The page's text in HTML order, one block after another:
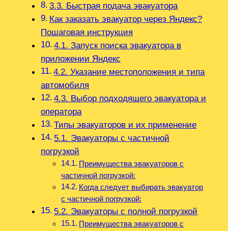
3.3. Быстрая подача эвакуатора
Как заказать эвакуатор через Яндекс?
Пошаговая инструкция
4.1. Запуск поиска эвакуатора в
приложении Яндекс
4.2. Указание местоположения и типа
автомобиля
4.3. Выбор подходящего эвакуатора и
оператора
Типы эвакуаторов и их применение
5.1. Эвакуаторы с частичной
погрузкой
Преимущества эвакуаторов с
частичной погрузкой:
Когда следует выбирать эвакуатор
с частичной погрузкой:
5.2. Эвакуаторы с полной погрузкой
Преимущества эвакуаторов с